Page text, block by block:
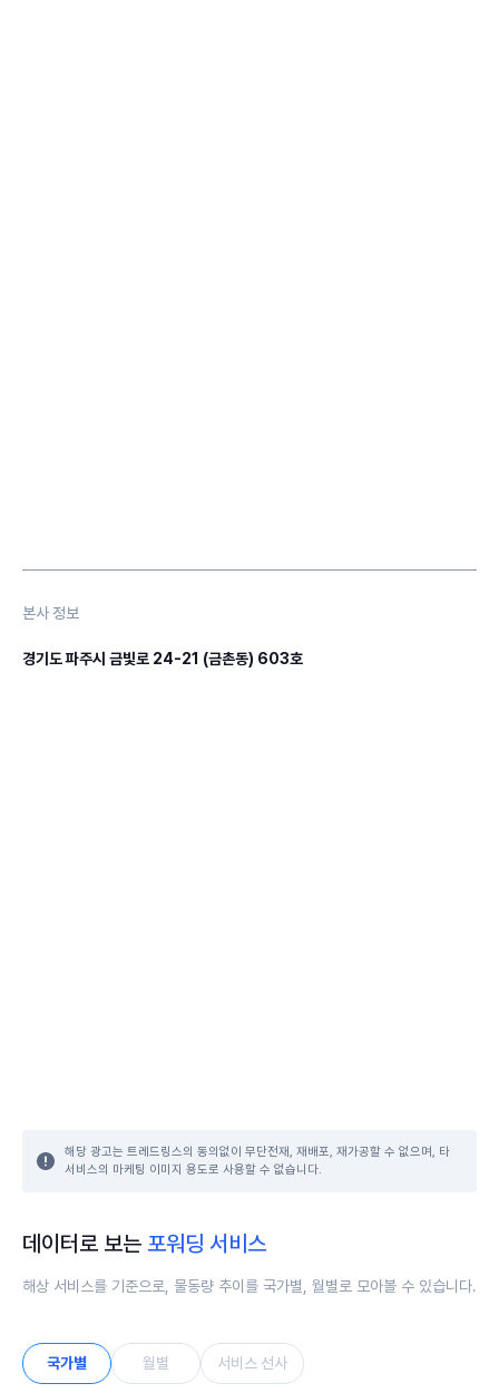
본사 정보
경기도 파주시 금빛로 24-21 (금촌동) 603호
해당 광고는 트레드링스의 동의없이 무단전재, 재배포, 재가공할 수 없으며, 타
서비스의 마케팅 이미지 용도로 사용할 수 없습니다.
데이터로 보는 포워딩 서비스
해상 서비스를 기준으로, 물동량 추이를 국가별, 월별로 모아볼 수 있습니다.
국가별 월별 서비스 선사